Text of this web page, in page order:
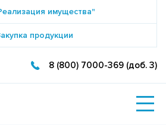
имущества"
продукции
8 (800) 7000-369 (доб. 3)